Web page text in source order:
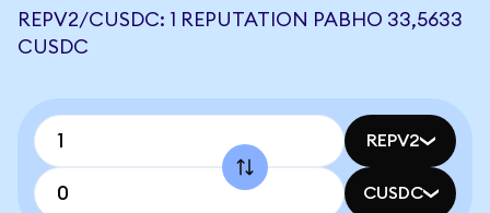
REPV2/CUSDC: 1 REPUTATION РАВНО 33,5633
CUSDC
REPV2
CUSDC